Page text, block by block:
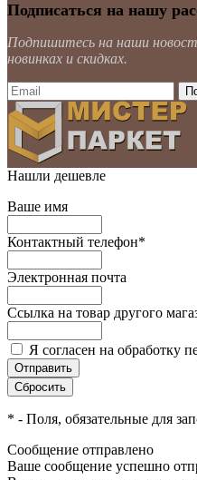
Подписаться на нашу
Подпишитесь на наши
новинках и скидках.
Нашли дешевле
Ваше имя
Контактный телефон*
Электронная почта
Ссылка на товар другого
Я согласен на обработку
* - Поля, обязательные для
Сообщение отправлено
Ваше сообщение успешно